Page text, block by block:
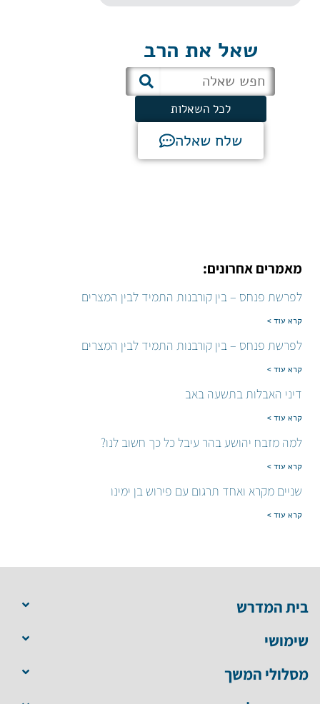
שאל את הרב
לכל השאלות
שלח שאלה
מאמרים אחרונים:
לפרשת פנחס – בין קורבנות התמיד לבין המצרים
קרא עוד >
לפרשת פנחס – בין קורבנות התמיד לבין המצרים
קרא עוד >
דיני האבלות בתשעה באב
קרא עוד >
למה מזבח יהושע בהר עיבל כל כך חשוב לנו?
קרא עוד >
שניים מקרא ואחד תרגום עם פירוש בן ימינו
קרא עוד >
בית המדרש
שימושי
מסלולי המשך